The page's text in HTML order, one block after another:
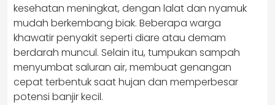
kesehatan meningkat, dengan lalat dan nyamuk
mudah berkembang biak. Beberapa warga
khawatir penyakit seperti diare atau demam
berdarah muncul. Selain itu, tumpukan sampah
menyumbat saluran air, membuat genangan
cepat terbentuk saat hujan dan memperbesar
potensi banjir kecil.